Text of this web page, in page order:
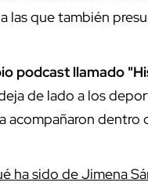
las que también
podcast llamado
de lado a los
acompañaron dentro
ha sido de Jimena